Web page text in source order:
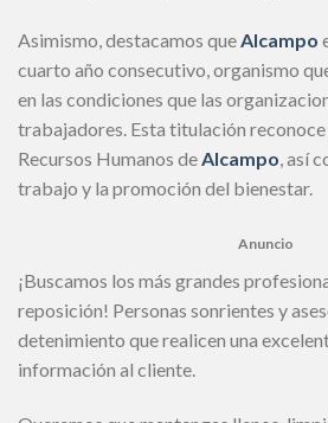
Asimismo, destacamos que Alcampo
cuarto año consecutivo, organismo
en las condiciones que las
trabajadores. Esta titulación
Recursos Humanos de Alcampo , así
trabajo y la promoción del bienestar.
Anuncio
¡Buscamos los más grandes
reposición! Personas sonrientes y
detenimiento que realicen una
información al cliente.